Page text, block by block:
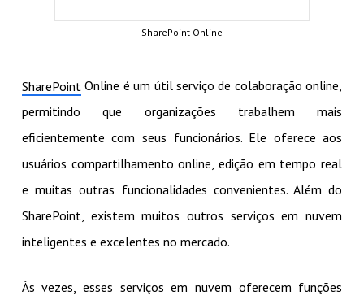
SharePoint Online
SharePoint Online é um útil serviço de colaboração online,
permitindo que organizações trabalhem mais
eficientemente com seus funcionários. Ele oferece aos
usuários compartilhamento online, edição em tempo real
e muitas outras funcionalidades convenientes. Além do
SharePoint, existem muitos outros serviços em nuvem
inteligentes e excelentes no mercado.
Às vezes, esses serviços em nuvem oferecem funções